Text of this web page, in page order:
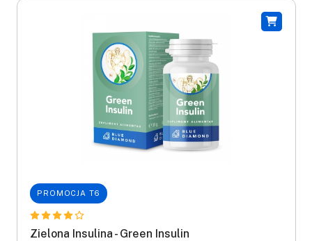
PROMOCJA T6
Zielona Insulina - Green Insulin